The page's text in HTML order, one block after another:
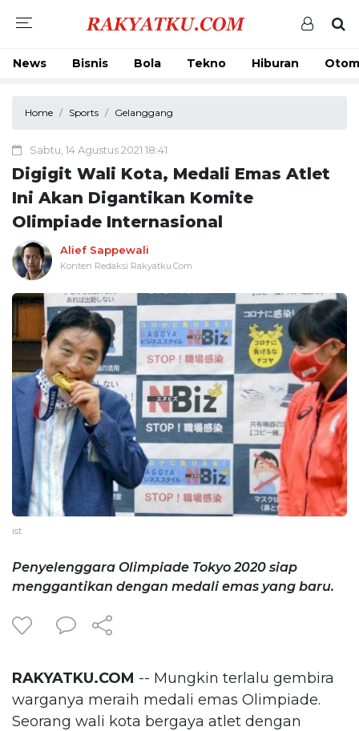
News Bisnis Bola Tekno Hiburan
Home Sports Gelanggang
Sabtu, 14 Agustus 2021 18:41
Digigit Wali Kota, Medali Emas Atlet
Ini Akan Digantikan Komite
Olimpiade Internasional
Alief Sappewali
Konten Redaksi Rakyatku.Com
ist
Penyelenggara Olimpiade Tokyo 2020 siap
menggantikan dengan medali emas yang baru.
RAKYATKU.COM -- Mungkin terlalu gembira
warganya meraih medali emas Olimpiade.
Seorang wali kota bergaya atlet dengan